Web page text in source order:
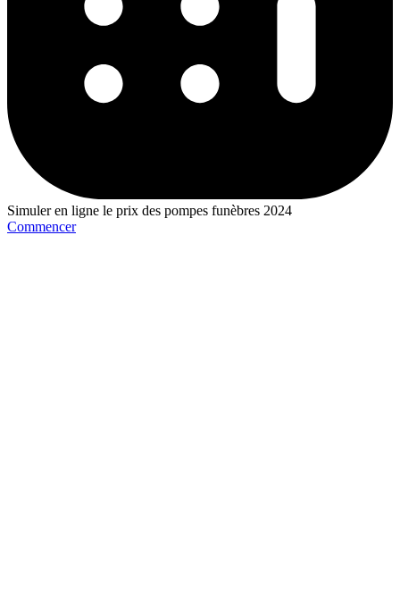
Simuler en ligne le prix des pompes funèbres 2024
Commencer